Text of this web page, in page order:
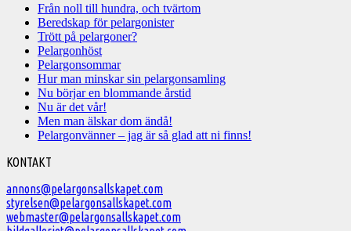
Från noll till hundra, och tvärtom
Beredskap för pelargonister
Trött på pelargoner?
Pelargonhöst
Pelargonsommar
Hur man minskar sin pelargonsamling
Nu börjar en blommande årstid
Nu är det vår!
Men man älskar dom ändå!
Pelargonvänner – jag är så glad att ni finns!
Välkommen
till
Svenska
KONTAKT
annons@pelargonsallskapet.com
styrelsen@pelargonsallskapet.com
webmaster@pelargonsallskapet.com